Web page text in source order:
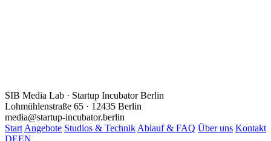
SIB Media Lab · Startup Incubator Berlin
Lohmühlenstraße 65 · 12435 Berlin
media@startup-incubator.berlin
Start Angebote Studios & Technik Ablauf & FAQ Über uns Kontakt
DEEN